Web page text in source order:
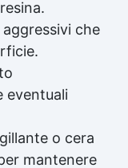
che
eventuali
o cera
mantenere